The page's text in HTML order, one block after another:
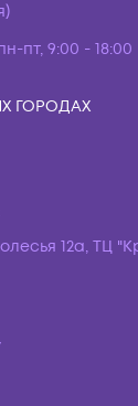
пт, 9:00 - 18:00
ГОРОДАХ
12а, ТЦ